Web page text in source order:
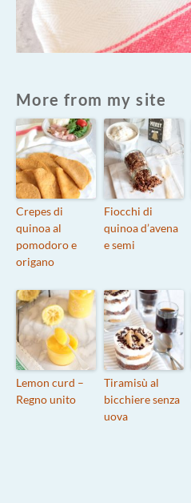
More from my site
Crepes di
quinoa al
pomodoro e
origano
Fiocchi di
quinoa d’avena
e semi
Lemon curd –
Regno unito
Tiramisù al
bicchiere senza
uova